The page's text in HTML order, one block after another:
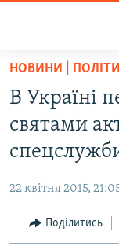
Перейти
основного
матеріалу
до
основної
Перейти
до
ВСЕ ЗА ДОБУ
СУСПІЛЬСТВО
РОСІЙСЬКА
ДОНБАС.РЕАЛІЇ
НОВИНИ |
В Україні
святами
22 квітня 2015,
Поділитись